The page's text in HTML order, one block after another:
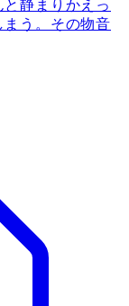
静まりかえっ
う。その物音